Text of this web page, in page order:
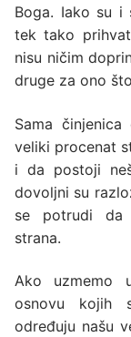
Boga. Iako su i
tek tako
nisu ničim
druge za ono
Sama činjenica
veliki procenat
i da postoji
dovoljni su
se potrudi da
strana.
Ako uzmemo
osnovu kojih
određuju našu